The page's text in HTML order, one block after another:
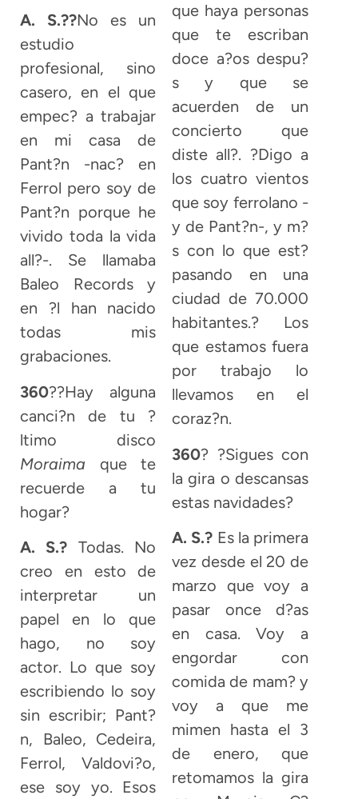
A. S.??No es un
estudio
profesional, sino
casero, en el que
empec? a trabajar
en mi casa de
Pant?n -nac? en
Ferrol pero soy de
Pant?n porque he
vivido toda la vida
all?-. Se llamaba
Baleo Records y
en ?l han nacido
todas mis
grabaciones.
360??Hay alguna
canci?n de tu ?
ltimo disco
Moraima que te
recuerde a tu
hogar?
A. S.? Todas. No
creo en esto de
interpretar un
papel en lo que
hago, no soy
actor. Lo que soy
escribiendo lo soy
sin escribir; Pant?
n, Baleo, Cedeira,
Ferrol, Valdovi?o,
ese soy yo. Esos
que haya personas
que te escriban
doce a?os despu?
s y que se
acuerden de un
concierto que
diste all?. ?Digo a
los cuatro vientos
que soy ferrolano -
y de Pant?n-, y m?
s con lo que est?
pasando en una
ciudad de 70.000
habitantes.? Los
que estamos fuera
por trabajo lo
llevamos en el
coraz?n.
360? ?Sigues con
la gira o descansas
estas navidades?
A. S.? Es la primera
vez desde el 20 de
marzo que voy a
pasar once d?as
en casa. Voy a
engordar con
comida de mam? y
voy a que me
mimen hasta el 3
de enero, que
retomamos la gira